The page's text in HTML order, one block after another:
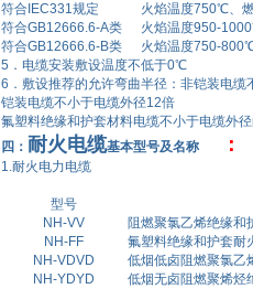
符合IEC331规定
火焰温度750℃、
符合GB12666.6-A类
火焰温度950-
符合GB12666.6-B类
火焰温度750-
5．电缆安装敷设温度不低于0℃
6．敷设推荐的允许弯曲半径：非铠装电缆
铠装电缆不小于电缆外径12倍
氟塑料绝缘和护套材料电缆不小于电缆外
四： 耐火电缆基本型号及名称 ：
1.耐火电力电缆
型号
NH-VV
阻燃聚氯乙烯绝缘和
NH-FF
氟塑料绝缘和护套耐
NH-VDVD
低烟低卤阻燃聚氯乙
NH-YDYD
低烟无卤阻燃聚烯烃